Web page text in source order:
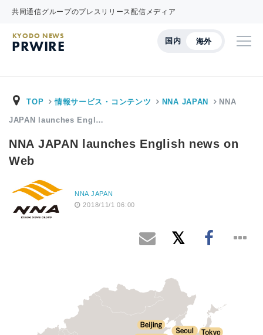
共同通信グループのプレスリリース配信メディア
国内 海外
KYODO NEWS
PRWIRE
TOP 情報サービス・コンテンツ NNA JAPAN NNA
JAPAN launches Engl…
NNA JAPAN launches English news on
Web
NNA JAPAN
2018/11/1 06:00